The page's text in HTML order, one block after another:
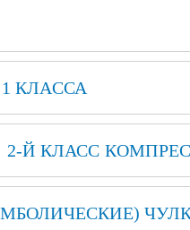
КЛАССА
Й КЛАСС